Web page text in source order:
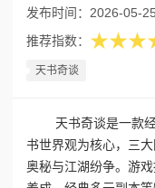
发布时间： 2026-05-
推荐指数：
天书奇谈
天书奇谈是一款
书世界观为核心，三
奥秘与江湖纷争。游